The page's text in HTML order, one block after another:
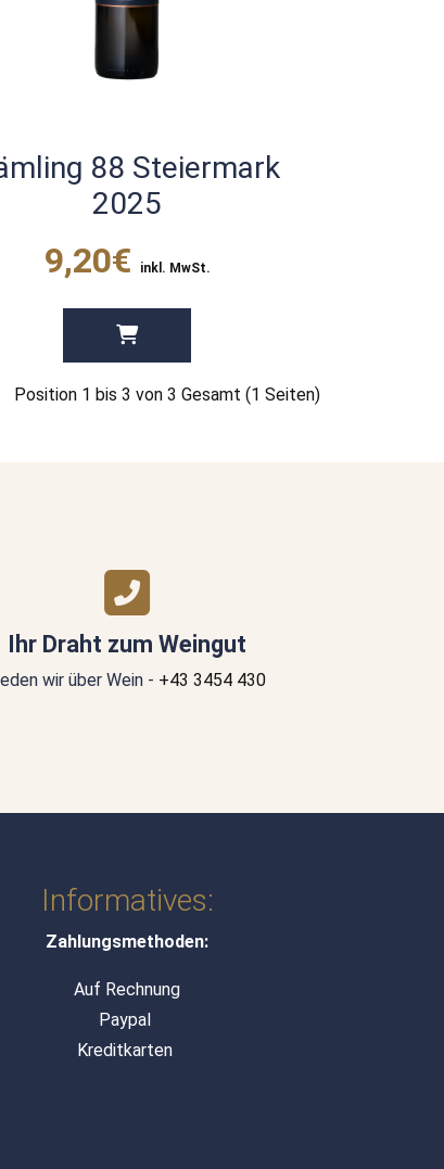
88 Steiermark
2025
9,20€ inkl. MwSt.
Position 1 bis 3 von 3 Gesamt (1 Seiten)
Ihr Draht zum Weingut
wir über Wein - +43 3454 430
Informatives:
Zahlungsmethoden:
Auf Rechnung
Paypal
Kreditkarten